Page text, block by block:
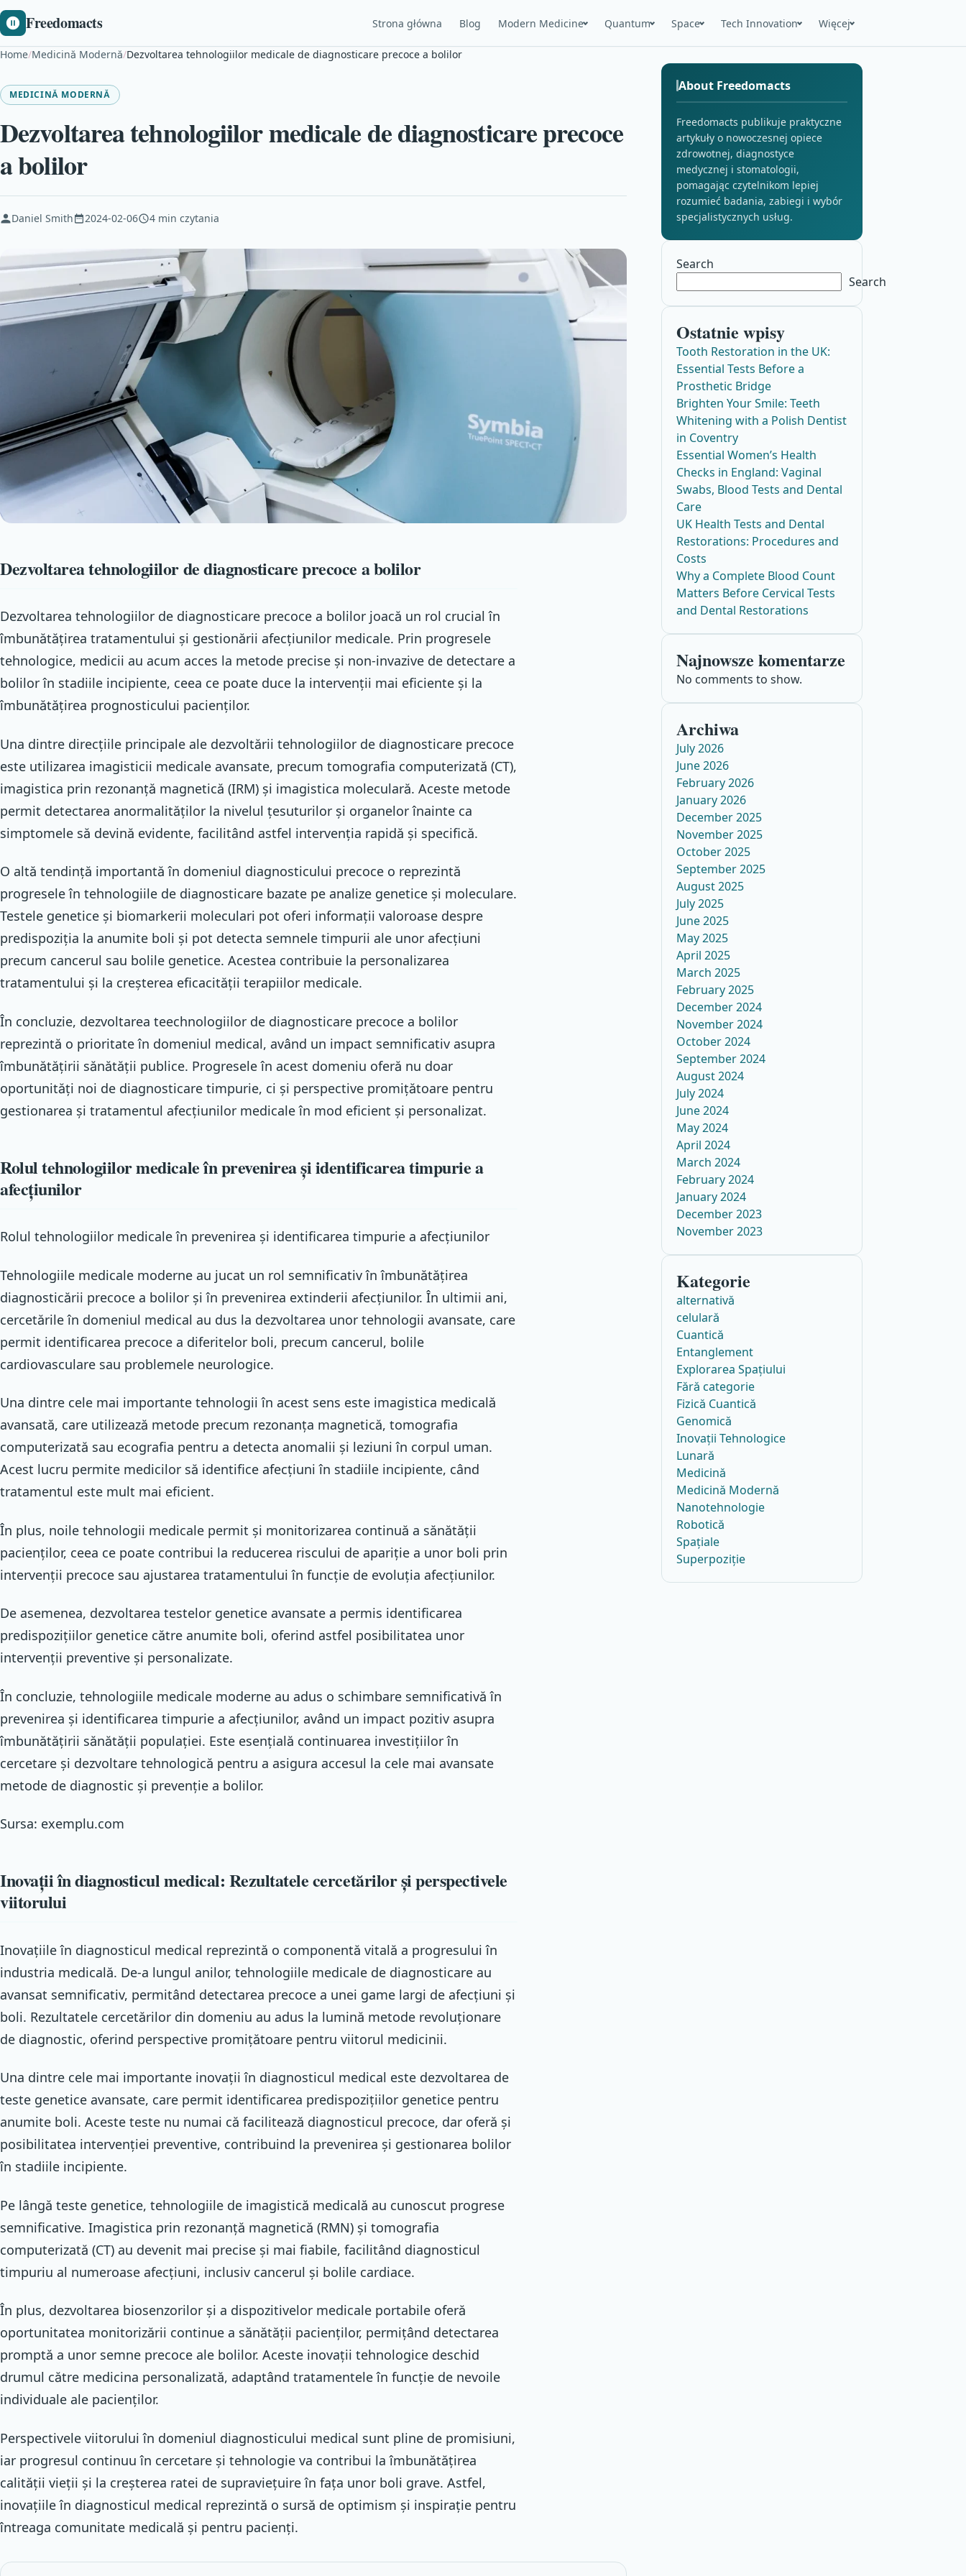
Freedomacts Strona główna Blog Modern Medicine Quantum Space Tech Innovation Więcej
Home/Medicină Modernă/Dezvoltarea tehnologiilor medicale de diagnosticare precoce a bolilor
MEDICINĂ MODERNĂ
Dezvoltarea tehnologiilor medicale de diagnosticare precoce
a bolilor
Daniel Smith 2024-02-06 4 min czytania
Dezvoltarea tehnologiilor de diagnosticare precoce a bolilor
Dezvoltarea tehnologiilor de diagnosticare precoce a bolilor joacă un rol crucial în
îmbunătățirea tratamentului și gestionării afecțiunilor medicale. Prin progresele
tehnologice, medicii au acum acces la metode precise și non-invazive de detectare a
bolilor în stadiile incipiente, ceea ce poate duce la intervenții mai eficiente și la
îmbunătățirea prognosticului pacienților.
Una dintre direcțiile principale ale dezvoltării tehnologiilor de diagnosticare precoce
este utilizarea imagisticii medicale avansate, precum tomografia computerizată (CT),
imagistica prin rezonanță magnetică (IRM) și imagistica moleculară. Aceste metode
permit detectarea anormalităților la nivelul țesuturilor și organelor înainte ca
simptomele să devină evidente, facilitând astfel intervenția rapidă și specifică.
O altă tendință importantă în domeniul diagnosticului precoce o reprezintă
progresele în tehnologiile de diagnosticare bazate pe analize genetice și moleculare.
Testele genetice și biomarkerii moleculari pot oferi informații valoroase despre
predispoziția la anumite boli și pot detecta semnele timpurii ale unor afecțiuni
precum cancerul sau bolile genetice. Acestea contribuie la personalizarea
tratamentului și la creșterea eficacității terapiilor medicale.
În concluzie, dezvoltarea teechnologiilor de diagnosticare precoce a bolilor
reprezintă o prioritate în domeniul medical, având un impact semnificativ asupra
îmbunătățirii sănătății publice. Progresele în acest domeniu oferă nu doar
oportunități noi de diagnosticare timpurie, ci și perspective promițătoare pentru
gestionarea și tratamentul afecțiunilor medicale în mod eficient și personalizat.
Rolul tehnologiilor medicale în prevenirea și identificarea timpurie a
afecțiunilor
Rolul tehnologiilor medicale în prevenirea și identificarea timpurie a afecțiunilor
Tehnologiile medicale moderne au jucat un rol semnificativ în îmbunătățirea
diagnosticării precoce a bolilor și în prevenirea extinderii afecțiunilor. În ultimii ani,
cercetările în domeniul medical au dus la dezvoltarea unor tehnologii avansate, care
permit identificarea precoce a diferitelor boli, precum cancerul, bolile
cardiovasculare sau problemele neurologice.
Una dintre cele mai importante tehnologii în acest sens este imagistica medicală
avansată, care utilizează metode precum rezonanța magnetică, tomografia
computerizată sau ecografia pentru a detecta anomalii și leziuni în corpul uman.
Acest lucru permite medicilor să identifice afecțiuni în stadiile incipiente, când
tratamentul este mult mai eficient.
În plus, noile tehnologii medicale permit și monitorizarea continuă a sănătății
pacienților, ceea ce poate contribui la reducerea riscului de apariție a unor boli prin
intervenții precoce sau ajustarea tratamentului în funcție de evoluția afecțiunilor.
De asemenea, dezvoltarea testelor genetice avansate a permis identificarea
predispozițiilor genetice către anumite boli, oferind astfel posibilitatea unor
intervenții preventive și personalizate.
În concluzie, tehnologiile medicale moderne au adus o schimbare semnificativă în
prevenirea și identificarea timpurie a afecțiunilor, având un impact pozitiv asupra
îmbunătățirii sănătății populației. Este esențială continuarea investițiilor în
cercetare și dezvoltare tehnologică pentru a asigura accesul la cele mai avansate
metode de diagnostic și prevenție a bolilor.
Sursa: exemplu.com
Inovații în diagnosticul medical: Rezultatele cercetărilor și perspectivele
viitorului
Inovațiile în diagnosticul medical reprezintă o componentă vitală a progresului în
industria medicală. De-a lungul anilor, tehnologiile medicale de diagnosticare au
avansat semnificativ, permitând detectarea precoce a unei game largi de afecțiuni și
boli. Rezultatele cercetărilor din domeniu au adus la lumină metode revoluționare
de diagnostic, oferind perspective promițătoare pentru viitorul medicinii.
Una dintre cele mai importante inovații în diagnosticul medical este dezvoltarea de
teste genetice avansate, care permit identificarea predispozițiilor genetice pentru
anumite boli. Aceste teste nu numai că facilitează diagnosticul precoce, dar oferă și
posibilitatea intervenției preventive, contribuind la prevenirea și gestionarea bolilor
în stadiile incipiente.
Pe lângă teste genetice, tehnologiile de imagistică medicală au cunoscut progrese
semnificative. Imagistica prin rezonanță magnetică (RMN) și tomografia
computerizată (CT) au devenit mai precise și mai fiabile, facilitând diagnosticul
timpuriu al numeroase afecțiuni, inclusiv cancerul și bolile cardiace.
În plus, dezvoltarea biosenzorilor și a dispozitivelor medicale portabile oferă
oportunitatea monitorizării continue a sănătății pacienților, permițând detectarea
promptă a unor semne precoce ale bolilor. Aceste inovații tehnologice deschid
drumul către medicina personalizată, adaptând tratamentele în funcție de nevoile
individuale ale pacienților.
Perspectivele viitorului în domeniul diagnosticului medical sunt pline de promisiuni,
iar progresul continuu în cercetare și tehnologie va contribui la îmbunătățirea
calității vieții și la creșterea ratei de supraviețuire în fața unor boli grave. Astfel,
inovațiile în diagnosticul medical reprezintă o sursă de optimism și inspirație pentru
întreaga comunitate medicală și pentru pacienți.
About Freedomacts
Freedomacts publikuje praktyczne
artykuły o nowoczesnej opiece
zdrowotnej, diagnostyce
medycznej i stomatologii,
pomagając czytelnikom lepiej
rozumieć badania, zabiegi i wybór
specjalistycznych usług.
Search
Search
Ostatnie wpisy
Tooth Restoration in the UK:
Essential Tests Before a
Prosthetic Bridge
Brighten Your Smile: Teeth
Whitening with a Polish Dentist
in Coventry
Essential Women’s Health
Checks in England: Vaginal
Swabs, Blood Tests and Dental
Care
UK Health Tests and Dental
Restorations: Procedures and
Costs
Why a Complete Blood Count
Matters Before Cervical Tests
and Dental Restorations
Najnowsze komentarze
No comments to show.
Archiwa
July 2026
June 2026
February 2026
January 2026
December 2025
November 2025
October 2025
September 2025
August 2025
July 2025
June 2025
May 2025
April 2025
March 2025
February 2025
December 2024
November 2024
October 2024
September 2024
August 2024
July 2024
June 2024
May 2024
April 2024
March 2024
February 2024
January 2024
December 2023
November 2023
Kategorie
alternativă
celulară
Cuantică
Entanglement
Explorarea Spațiului
Fără categorie
Fizică Cuantică
Genomică
Inovații Tehnologice
Lunară
Medicină
Medicină Modernă
Nanotehnologie
Robotică
Spațiale
Superpoziție